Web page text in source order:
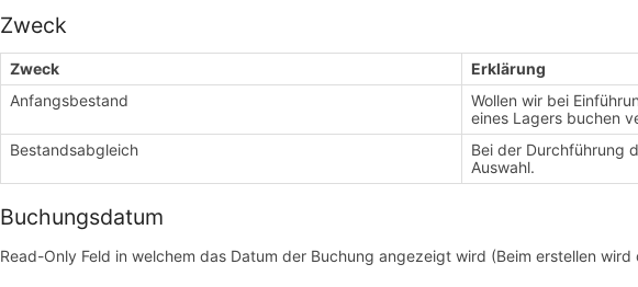
Zweck
Zweck
Erklärung
Anfangsbestand
Wollen wir bei
eines Lagers buchen
Bestandsabgleich
Bei der Durchführung
Auswahl.
Buchungsdatum
Read-Only Feld in welchem das Datum der Buchung angezeigt wird (Beim erstellen